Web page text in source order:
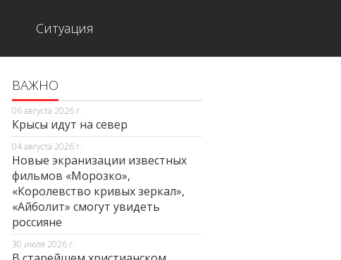
Ситуация
ВАЖНО
06 августа 2026 г.
Крысы идут на север
04 августа 2026 г.
Новые экранизации известных
фильмов «Морозко»,
«Королевство кривых зеркал»,
«Айболит» смогут увидеть
россияне
30 июля 2026 г.